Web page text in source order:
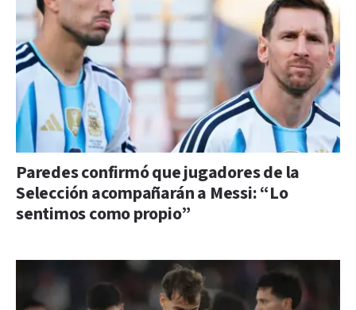
Paredes confirmó que jugadores de la
Selección acompañarán a Messi: “Lo
sentimos como propio”